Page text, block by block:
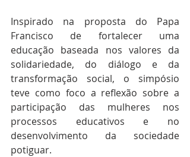
Inspirado na proposta do Papa
Francisco de fortalecer uma
educação baseada nos valores da
solidariedade, do diálogo e da
transformação social, o simpósio
teve como foco a reflexão sobre a
participação das mulheres nos
processos educativos e no
desenvolvimento da sociedade
potiguar.